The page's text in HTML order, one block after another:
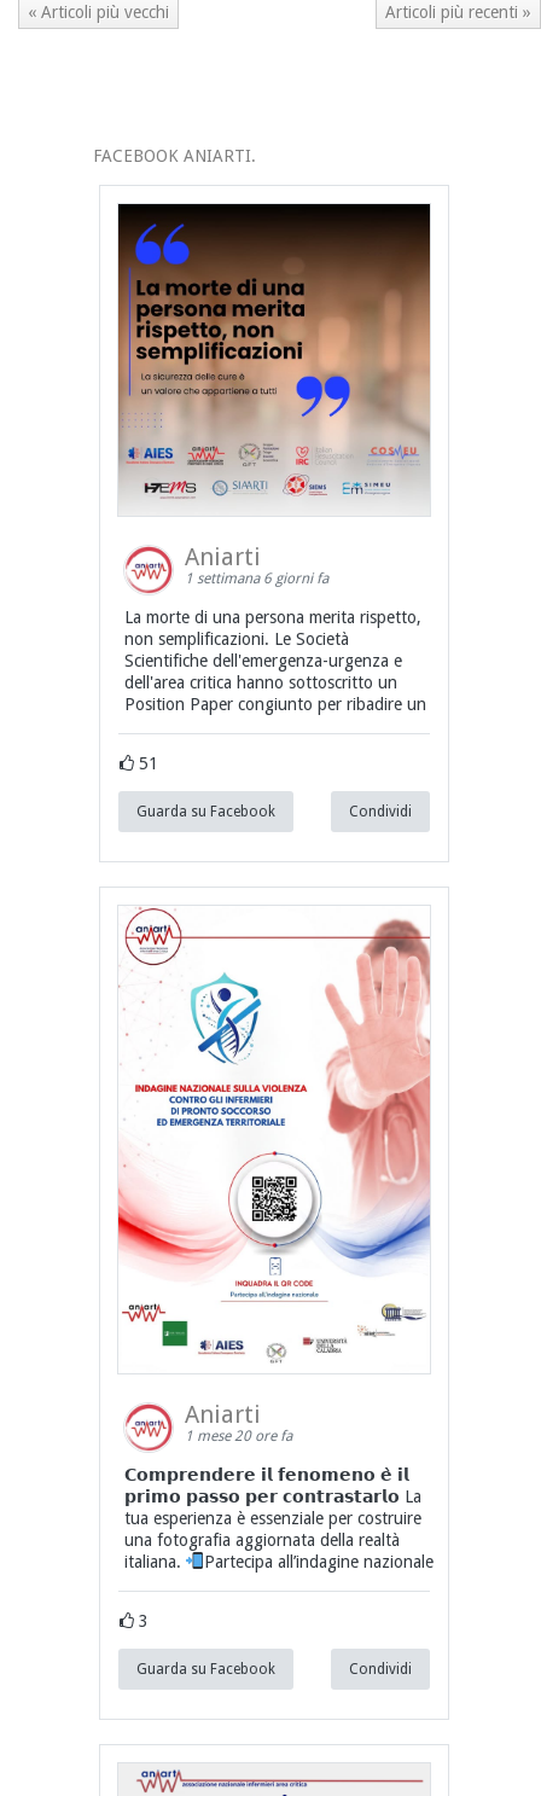
« Articoli più vecchi Articoli più recenti »
FACEBOOK ANIARTI.
Aniarti
1 settimana 6 giorni fa
La morte di una persona merita rispetto,
non semplificazioni. Le Società
Scientifiche dell'emergenza-urgenza e
dell'area critica hanno sottoscritto un
Position Paper congiunto per ribadire un
51
Guarda su Facebook Condividi
Aniarti
1 mese 20 ore fa
𝗖𝗼𝗺𝗽𝗿𝗲𝗻𝗱𝗲𝗿𝗲 𝗶𝗹 𝗳𝗲𝗻𝗼𝗺𝗲𝗻𝗼 𝗲̀ 𝗶𝗹
𝗽𝗿𝗶𝗺𝗼 𝗽𝗮𝘀𝘀𝗼 𝗽𝗲𝗿 𝗰𝗼𝗻𝘁𝗿𝗮𝘀𝘁𝗮𝗿𝗹𝗼 La
tua esperienza è essenziale per costruire
una fotografia aggiornata della realtà
italiana.
Partecipa all’indagine nazionale
3
Guarda su Facebook Condividi